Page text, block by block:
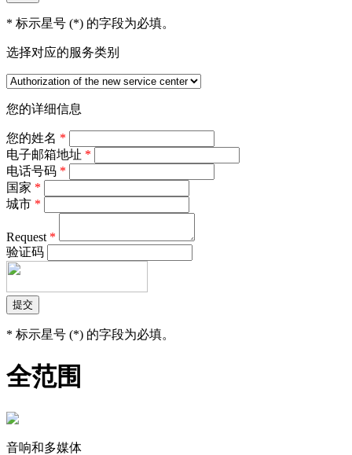
* 标示星号 (*) 的字段为必填。
选择对应的服务类别
您的详细信息
您的姓名 *
电子邮箱地址 *
电话号码 *
国家 *
城市 *
Request *
验证码
* 标示星号 (*) 的字段为必填。
全范围
音响和多媒体